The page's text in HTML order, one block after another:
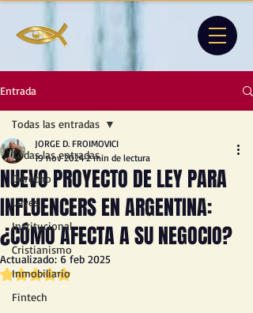
Entrada
Todas las entradas
Derecho
Leyes
Institucional
Cristianismo
Inmobiliario
Fintech
Todas las entradas
NUEVO PROYECTO DE LEY PARA
INFLUENCERS EN ARGENTINA:
¿CÓMO AFECTA A SU NEGOCIO?
JORGE D. FROIMOVICI
19 nov 2024 2 min de lectura
Actualizado: 6 feb 2025
Obtuvo NaN de 5 estrellas.